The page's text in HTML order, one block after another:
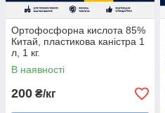
Ортофосфорна кислота 85%
Китай, пластикова каністра 1
л, 1 кг.
В наявності
200 ₴/кг